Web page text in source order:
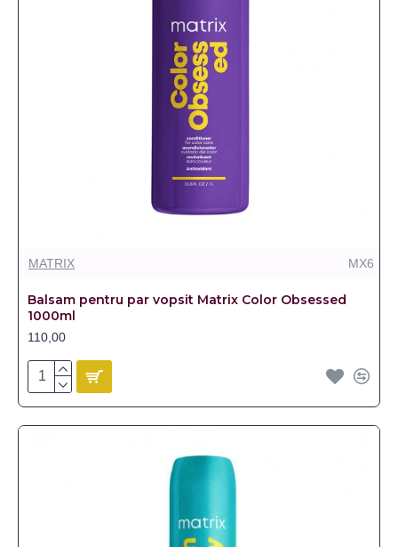
MATRIX MX6
Balsam pentru par vopsit Matrix Color Obsessed
1000ml
110,00